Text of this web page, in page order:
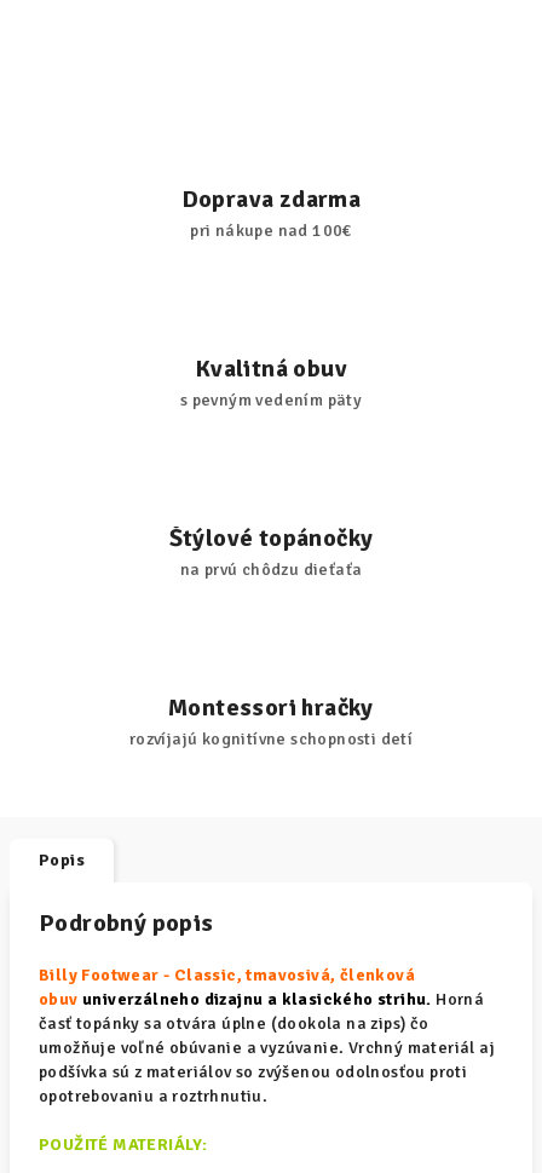
Doprava zdarma
pri nákupe nad 100€
Kvalitná obuv
s pevným vedením päty
Štýlové topánočky
na prvú chôdzu dieťaťa
Montessori hračky
rozvíjajú kognitívne schopnosti detí
Popis
Podrobný popis
Billy Footwear - Classic, tmavosivá, členková
obuv univerzálneho dizajnu a klasického strihu. Horná
časť topánky sa otvára úplne (dookola na zips) čo
umožňuje voľné obúvanie a vyzúvanie. Vrchný materiál aj
podšívka sú z materiálov so zvýšenou odolnosťou proti
opotrebovaniu a roztrhnutiu.
POUŽITÉ MATERIÁLY: